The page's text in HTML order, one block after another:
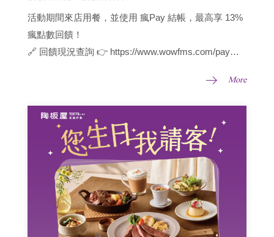
活動期間來店用餐，並使用 瘋Pay 結帳，最高享 13%
瘋點數回饋！
🔗 回饋現況查詢 👉 https://www.wowfms.com/pay
https://www.wowfms.com/guide.php?guide=pay
More